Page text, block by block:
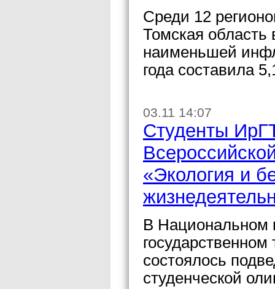
Среди 12
Томская область
наименьшей
года составила
03.11 14:07
Студенты
«Экология и
В Национальном
состоялось
студенческой